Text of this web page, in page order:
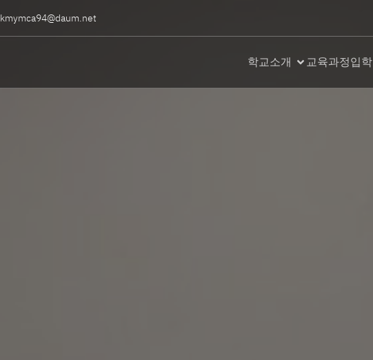
kmymca94@daum.net
학교소개 교육과정입